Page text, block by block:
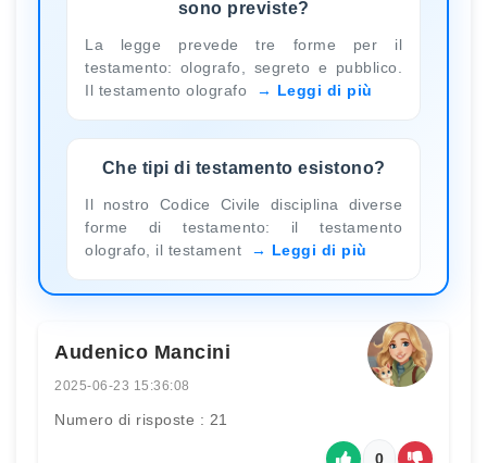
sono previste?
La legge prevede tre forme per il
testamento: olografo, segreto e pubblico.
Il testamento olografo
Leggi di più
Che tipi di testamento esistono?
Il nostro Codice Civile disciplina diverse
forme di testamento: il testamento
olografo, il testament
Leggi di più
Audenico Mancini
2025-06-23 15:36:08
Numero di risposte : 21
0